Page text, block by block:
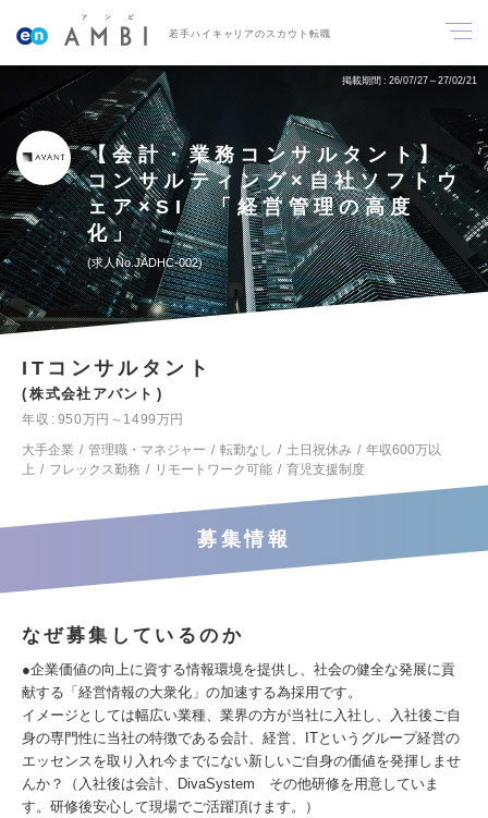
若手ハイキャリアのスカウト転職
掲載期間 26/07/27～27/02/21
【会計・業務コンサルタント】
コンサルティング×自社ソフトウ
ェア×SI 「経営管理の高度
化」
求人No.JADHC-002
ITコンサルタント
株式会社アバント
年収
950万円～1499万円
大手企業
管理職・マネジャー 転勤なし 土日祝休み
年収600万以
上
フレックス勤務 リモートワーク可能 育児支援制度
募集情報
なぜ募集しているのか
●企業価値の向上に資する情報環境を提供し、社会の健全な発展に貢
献する「経営情報の大衆化」の加速する為採用です。
イメージとしては幅広い業種、業界の方が当社に入社し、入社後ご自
身の専門性に当社の特徴である会計、経営、ITというグループ経営の
エッセンスを取り入れ今までにない新しいご自身の価値を発揮しませ
んか？（入社後は会計、DivaSystem その他研修を用意していま
す。研修後安心して現場でご活躍頂けます。）